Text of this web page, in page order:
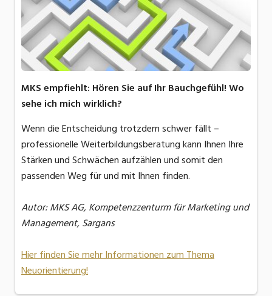
MKS empfiehlt: Hören Sie auf Ihr Bauchgefühl! Wo
sehe ich mich wirklich?
Wenn die Entscheidung trotzdem schwer fällt –
professionelle Weiterbildungsberatung kann Ihnen Ihre
Stärken und Schwächen aufzählen und somit den
passenden Weg für und mit Ihnen finden.
Autor: MKS AG, Kompetenzzenturm für Marketing und
Management, Sargans
Hier finden Sie mehr Informationen zum Thema
Neuorientierung!